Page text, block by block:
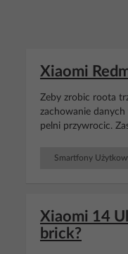
Xiaomi
Zeby zrobic roota
zachowanie
pelni przywrocic.
Smartfony
Xiaomi 14
brick?